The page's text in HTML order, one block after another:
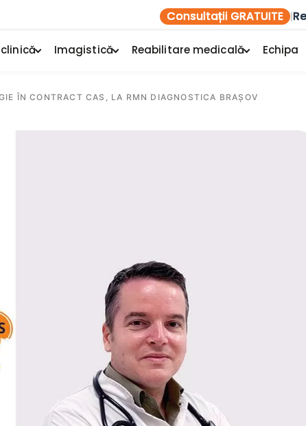
Consultații GRATUITE |
Imagistică Reabilitare medicală Echipa
ÎN CONTRACT CAS, LA RMN DIAGNOSTICA BRAȘOV